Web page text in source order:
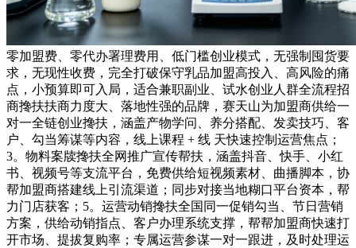
零加盟费、零代办署理费用、低门槛创业模式，无强制囤货要
求，无现性收费，完全打破保守乳品加盟高投入、高风险的痛
点，小预算即可入局，适合兼职副业、试水创业人群全流程招
商搀扶扶商力度大、落地性强的品牌，赛天山为加盟商供给一
对一全链创业搀扶，涵盖产物学问、养分搭配、发卖技巧、客
户、勾当筹谋等内容，线上课程 + 线 天快速控制运营焦点；
3。物料案牍搀扶全网推广宣传帮扶，涵盖抖音、快手、小红
书、视频号等支流平台，免费供给短视频素材、曲播脚本，协
帮加盟商搭建线上引流渠道；同步对接当地糊口平台资本，帮
力门店获客；5。运营动销搀扶全国同一促销勾当、节日营销
方案，供给动销指点、客户办理系统支撑，帮帮加盟商快速打
开市场、提拔复购率；专属运营参谋一对一跟进，及时处理运